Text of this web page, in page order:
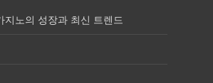
지노의 성장과 최신 트렌드